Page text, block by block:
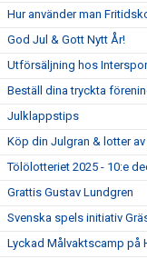
Hur använder man
God Jul & Gott Nytt År!
Utförsäljning hos
Beställ dina tryckta
Julklappstips
Köp din Julgran & lotter av
Tölölotteriet 2025 - 10:e
Grattis Gustav Lundgren
Svenska spels initiativ
Lyckad Målvaktscamp på